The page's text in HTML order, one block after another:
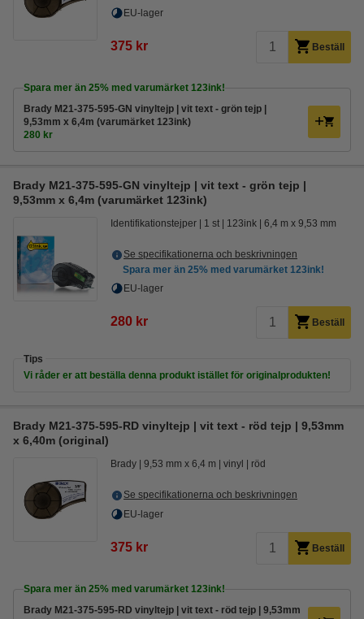
EU-lager
375 kr Beställ
Spara mer än 25% med varumärket 123ink!
Brady M21-375-595-GN vinyltejp | vit text - grön tejp |
9,53mm x 6,4m (varumärket 123ink)
280 kr
Brady M21-375-595-GN vinyltejp | vit text - grön tejp |
9,53mm x 6,4m (varumärket 123ink)
Identifikationstejper 1 st 123ink 6,4 m x 9,53 mm
Se specifikationerna och beskrivningen
Spara mer än 25% med varumärket 123ink!
EU-lager
280 kr Beställ
Tips
Vi råder er att beställa denna produkt istället för originalprodukten!
Brady M21-375-595-RD vinyltejp | vit text - röd tejp | 9,53mm
x 6,40m (original)
Brady 9,53 mm x 6,4 m vinyl röd
Se specifikationerna och beskrivningen
EU-lager
375 kr Beställ
Spara mer än 25% med varumärket 123ink!
Brady M21-375-595-RD vinyltejp | vit text - röd tejp | 9,53mm